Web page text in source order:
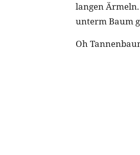
langen Ärmeln.
unterm Baum
Oh